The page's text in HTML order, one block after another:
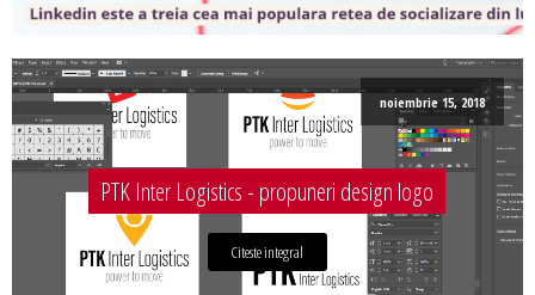
noiembrie 15, 2018
PTK Inter Logistics - propuneri design logo
Citeste integral